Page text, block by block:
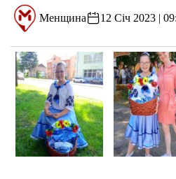
Менщина 12 Січ 2023 |